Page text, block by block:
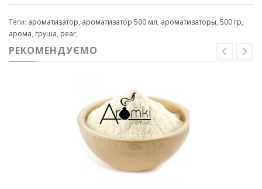
Теги: ароматизатор, ароматизатор 500 мл, ароматизаторы, 500 гр,
арома, груша, pear,
РЕКОМЕНДУЄМО